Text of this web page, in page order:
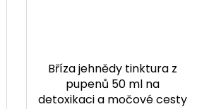
Bříza jehnědy tinktura z
pupenů 50 ml na
detoxikaci a močové cesty